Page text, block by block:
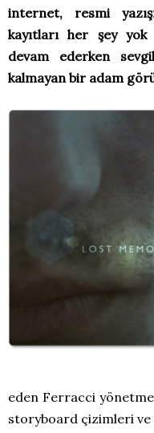
internet, resmi
kayıtları her şey
devam ederken
kalmayan bir adam
eden Ferracci
storyboard çizimleri ve